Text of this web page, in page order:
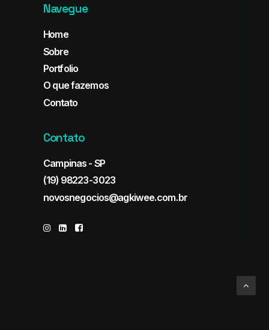
Navegue
Home
Sobre
Portfolio
O que fazemos
Contato
Contato
Campinas - SP
(19) 98223-3023
novosnegocios@agkiwee.com.br